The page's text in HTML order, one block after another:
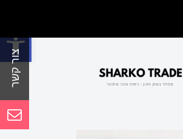
פתח סרגל נגישות